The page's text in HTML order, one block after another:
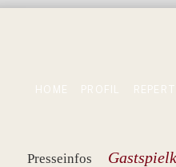
HOME PROFIL
Presseinfos